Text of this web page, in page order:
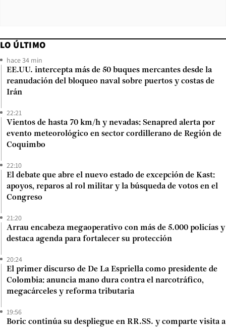
LO ÚLTIMO
hace 34 min
EE.UU. intercepta más de 50 buques mercantes desde la
reanudación del bloqueo naval sobre puertos y costas de
Irán
22:21
Vientos de hasta 70 km/h y nevadas: Senapred alerta por
evento meteorológico en sector cordillerano de Región de
Coquimbo
22:10
El debate que abre el nuevo estado de excepción de Kast:
apoyos, reparos al rol militar y la búsqueda de votos en el
Congreso
21:20
Arrau encabeza megaoperativo con más de 5.000 policías y
destaca agenda para fortalecer su protección
20:24
El primer discurso de De La Espriella como presidente de
Colombia: anuncia mano dura contra el narcotráfico,
megacárceles y reforma tributaria
19:56
Boric continúa su despliegue en RR.SS. y comparte visita a